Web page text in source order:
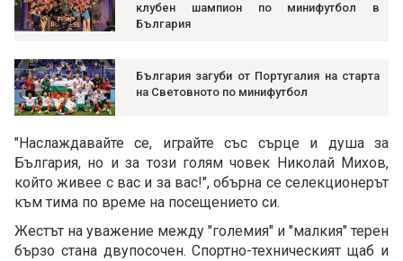
клубен шампион по минифутбол в
България
България загуби от Португалия на старта
на Световното по минифутбол
"Наслаждавайте се, играйте със сърце и душа за
България, но и за този голям човек Николай Михов,
който живее с вас и за вас!", обърна се селекционерът
към тима по време на посещението си.
Жестът на уважение между "големия" и "малкия" терен
бързо стана двупосочен. Спортно-техническият щаб и